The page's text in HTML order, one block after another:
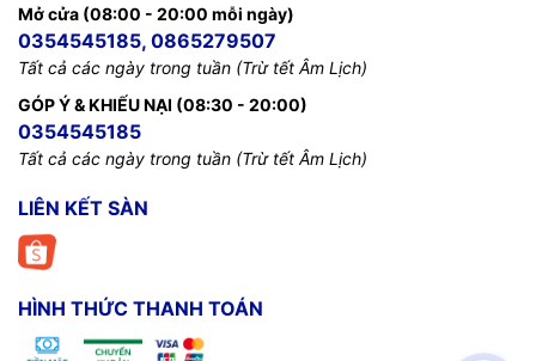
Mở cửa (08:00 - 20:00 mỗi ngày)
0354545185, 0865279507
Tất cả các ngày trong tuần (Trừ tết Âm Lịch)
GÓP Ý & KHIẾU NẠI (08:30 - 20:00)
0354545185
Tất cả các ngày trong tuần (Trừ tết Âm Lịch)
LIÊN KẾT SÀN
HÌNH THỨC THANH TOÁN